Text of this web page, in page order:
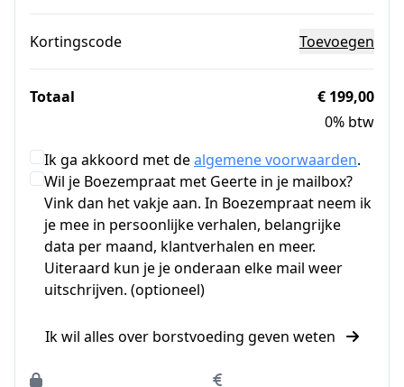
Kortingscode Toevoegen
Totaal
€ 199,00
0% btw
Ik ga akkoord met dealgemene voorwaarden.
Wil je Boezempraat met Geerte in je mailbox?
Vink dan het vakje aan. In Boezempraat neem ik
je mee in persoonlijke verhalen, belangrijke
data per maand, klantverhalen en meer.
Uiteraard kun je je onderaan elke mail weer
uitschrijven. (optioneel)
Ik wil alles over borstvoeding geven weten